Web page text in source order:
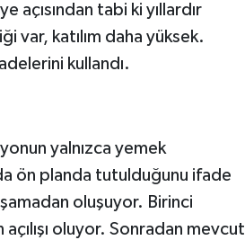
açısından tabi ki yıllardır
var, katılım daha yüksek.
kullandı.
yalnızca yemek
ön planda tutulduğunu ifade
oluşuyor. Birinci
açılışı oluyor. Sonradan mevcut